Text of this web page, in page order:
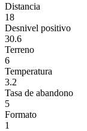
Distancia
18
Desnivel positivo
30.6
Terreno
6
Temperatura
3.2
Tasa de abandono
5
Formato
1